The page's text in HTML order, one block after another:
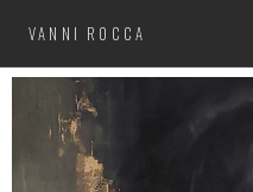
VANNI ROCCA